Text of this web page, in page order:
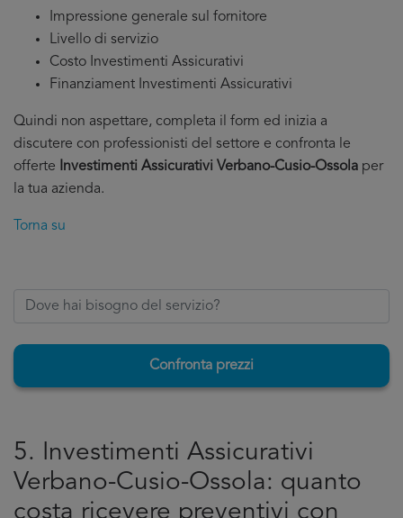
Impressione generale sul fornitore
Livello di servizio
Costo Investimenti Assicurativi
Finanziament Investimenti Assicurativi
Quindi non aspettare, completa il form ed inizia a
discutere con professionisti del settore e confronta le
offerte
Investimenti Assicurativi Verbano-Cusio-Ossola per
la tua azienda.
Torna su
Confronta prezzi
5. Investimenti Assicurativi
Verbano-Cusio-Ossola: quanto
costa ricevere preventivi con